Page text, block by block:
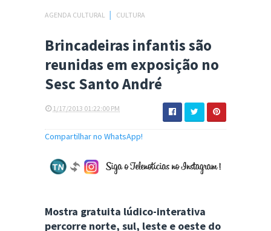
AGENDA CULTURAL CULTURA
Brincadeiras infantis são
reunidas em exposição no
Sesc Santo André
1/17/2013 01:22:00 PM
Compartilhar no WhatsApp!
Mostra gratuita lúdico-interativa
percorre norte, sul, leste e oeste do